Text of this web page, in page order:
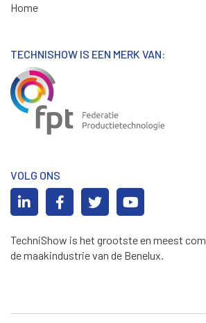
Home
TECHNISHOW IS EEN MERK VAN:
VOLG ONS
TechniShow is het grootste en meest
de maakindustrie van de Benelux.